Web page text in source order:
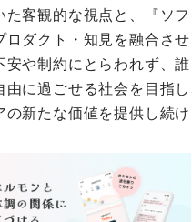
た客観的な視点と、『ソ
ロダクト・知見を融合さ
安や制約にとらわれず、
由に過ごせる社会を目指
の新たな価値を提供し続け